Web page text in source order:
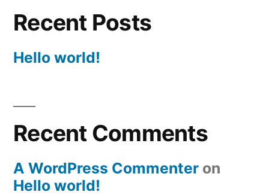
Recent Posts
Hello world!
Recent Comments
A WordPress Commenter on
Hello world!